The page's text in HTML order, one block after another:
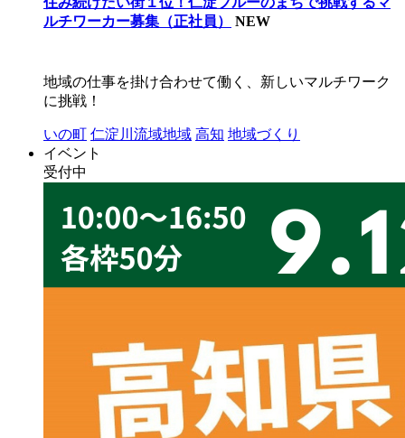
ルチワーカー募集（正社員）
NEW
地域の仕事を掛け合わせて働く、新しいマルチワーク
に挑戦！
いの町 仁淀川流域地域 高知 地域づくり
イベント
受付中